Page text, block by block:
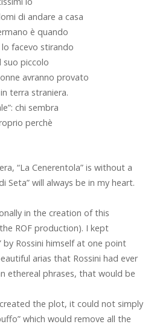
di andare a casa
è quando
lo facevo stirando
suo piccolo
avranno provato
terra straniera.
chi sembra
perchè
“La Cenerentola” is without a
will always be in my heart.
in the creation of this
ROF production). I kept
by Rossini himself at one point
arias that Rossini had ever
ethereal phrases, that would be
the plot, it could not simply
which would remove all the